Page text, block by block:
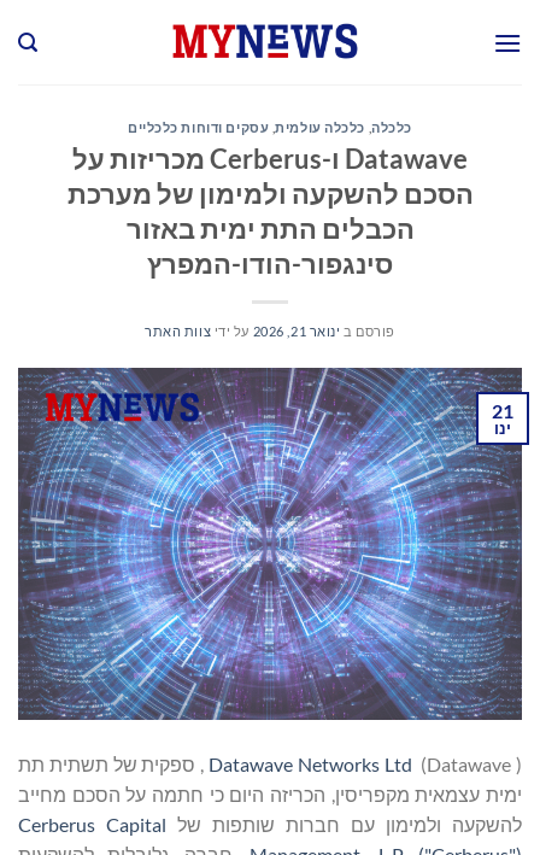
כלכלה, כלכלה עולמית, עסקים ודוחות כלכליים
Datawave ו-Cerberus מכריזות על
הסכם להשקעה ולמימון של מערכת
הכבלים התת ימית באזור
סינגפור-הודו-המפרץ
פורסם ב ינואר 21, 2026 על ידי צוות האתר
21
ינו
(Datawave ) , ספקית של תשתית תת
ימית עצמאית מקפריסין, הכריזה היום כי חתמה על הסכם מחייב
להשקעה ולמימון עם חברות שותפות של Cerberus Capital